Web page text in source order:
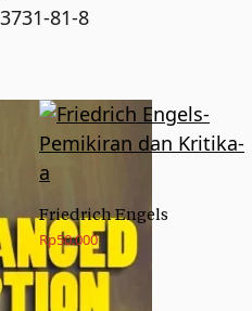
81-8
Friedrich Engels
Rp50.000